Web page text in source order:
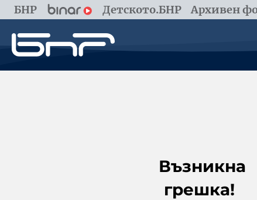
БНР Детското.БНР Архивен
Възникна
грешка!